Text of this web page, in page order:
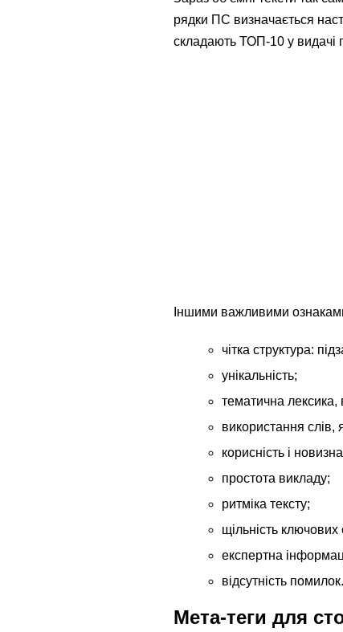
рядки ПС визначається
складають ТОП-10 у видачі
Іншими важливими
чітка структура:
унікальність;
тематична лексика,
використання слів,
корисність і
простота викладу;
ритміка тексту;
щільність ключових
експертна
відсутність помилок.
Мета-теги для